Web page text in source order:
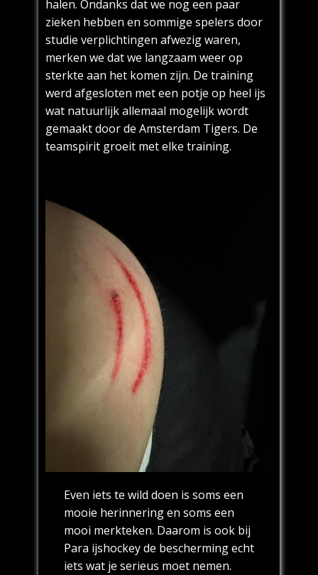
halen. Ondanks dat we nog een paar
zieken hebben en sommige spelers door
studie verplichtingen afwezig waren,
merken we dat we langzaam weer op
sterkte aan het komen zijn. De training
werd afgesloten met een potje op heel ijs
wat natuurlijk allemaal mogelijk wordt
gemaakt door de Amsterdam Tigers. De
teamspirit groeit met elke training.
Even iets te wild doen is soms een
mooie herinnering en soms een
mooi merkteken. Daarom is ook bij
Para ijshockey de bescherming echt
iets wat je serieus moet nemen.